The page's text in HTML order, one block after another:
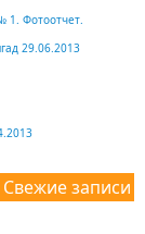
1. Фотоотчет.
29.06.2013
Свежие записи